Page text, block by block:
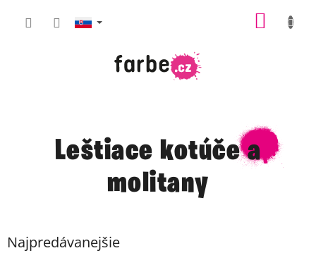
Leštiace kotúče a
molitany
Najpredávanejšie